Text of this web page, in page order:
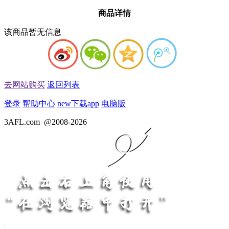
商品详情
该商品暂无信息
去网站购买 返回列表
登录 帮助中心 new下载app 电脑版
3AFL.com @2008-2026